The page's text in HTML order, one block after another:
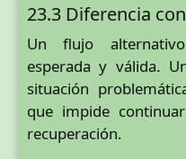
23.3 Diferencia
Un flujo
esperada y válida.
situación
que impide
recuperación.